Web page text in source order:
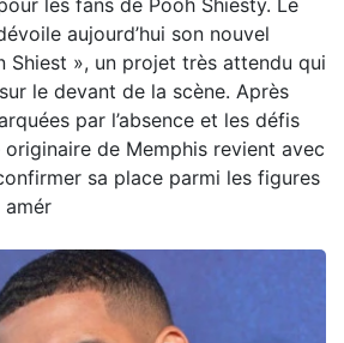
les fans de Pooh Shiesty. Le
aujourd’hui son nouvel
Shiest », un projet très attendu qui
le devant de la scène. Après
par l’absence et les défis
originaire de Memphis revient avec
sa place parmi les figures